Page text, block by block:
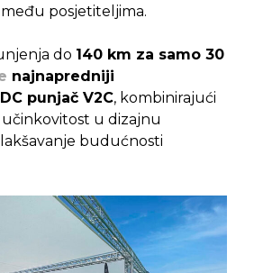
posjetiteljima.
do 140 km za samo 30
najnapredniji
punjač V2C, kombinirajući
učinkovitost u dizajnu
budućnosti